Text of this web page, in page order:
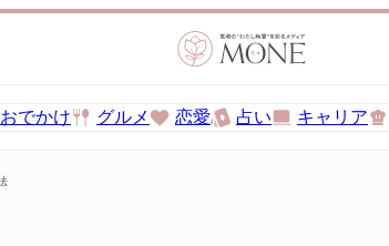
おでかけ グルメ 恋愛 占い キャリア